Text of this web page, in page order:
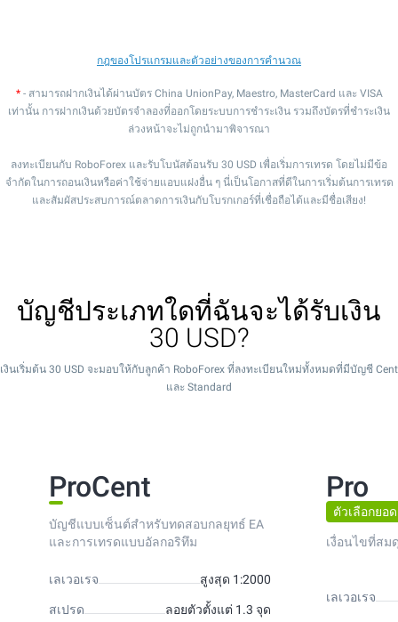
กฎของโปรแกรมและตัวอย่างของการคำนวณ
*- สามารถฝากเงินได้ผ่านบัตร China UnionPay, Maestro, MasterCard และ VISA
เท่านั้น การฝากเงินด้วยบัตรจำลองที่ออกโดยระบบการชำระเงิน รวมถึงบัตรที่ชำระเงิน
ล่วงหน้าจะไม่ถูกนำมาพิจารณา
ลงทะเบียนกับ RoboForex และรับโบนัสต้อนรับ 30 USD เพื่อเริ่มการเทรด โดยไม่มีข้อ
จำกัดในการถอนเงินหรือค่าใช้จ่ายแอบแฝงอื่น ๆ นี่เป็นโอกาสที่ดีในการเริ่มต้นการเทรด
และสัมผัสประสบการณ์ตลาดการเงินกับโบรกเกอร์ที่เชื่อถือได้และมีชื่อเสียง!
บัญชีประเภทใดที่ฉันจะได้รับเงิน
30 USD?
เงินเริ่มต้น 30 USD จะมอบให้กับลูกค้า RoboForex ที่ลงทะเบียนใหม่ทั้งหมดที่มีบัญชี Cent
และ Standard
ProCent
บัญชีแบบเซ็นต์สำหรับทดสอบกลยุทธ์ EA
และการเทรดแบบอัลกอริทึม
เลเวอเรจ สูงสุด 1:2000
สเปรด ลอยตัวตั้งแต่ 1.3 จุด
Pro
ตัวเลือกยอ
เงื่อนไขที่สม
เลเวอเรจ